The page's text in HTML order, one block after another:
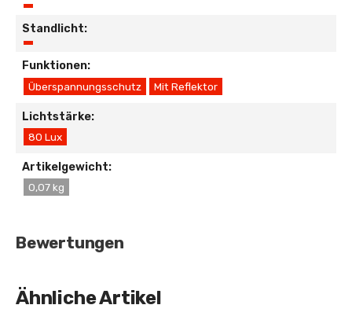
Standlicht:
Funktionen:
Überspannungsschutz Mit Reflektor
Lichtstärke:
80 Lux
Artikelgewicht:
0,07 kg
Bewertungen
Ähnliche Artikel